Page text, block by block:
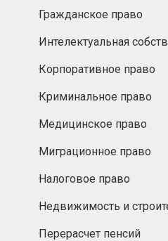
Гражданское право
Интелектуальная
Корпоративное право
Криминальное право
Медицинское право
Миграционное право
Налоговое право
Недвижимость и
Перерасчет пенсий